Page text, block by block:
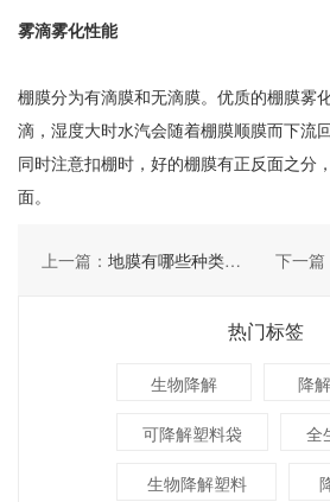
雾滴雾化性能
棚膜分为有滴膜和无滴膜。优质的棚膜雾
滴，湿度大时水汽会随着棚膜顺膜而下流
同时注意扣棚时，好的棚膜有正反面之分
面。
上一篇： 地膜有哪些种类及作用 下一篇
热门标签
生物降解 降
可降解塑料袋 全
生物降解塑料